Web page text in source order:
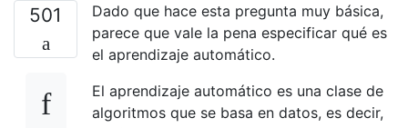
501
Dado que hace esta pregunta muy básica,
parece que vale la pena especificar qué es
el aprendizaje automático.
El aprendizaje automático es una clase de
algoritmos que se basa en datos, es decir,